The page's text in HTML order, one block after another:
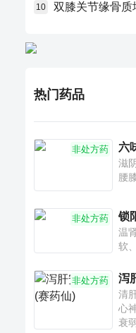
10 双膝关节缘骨
热门药品
非处方药 六
滋
腰
非处方药 锁
温
软
非处方药 泻
清
心
衰